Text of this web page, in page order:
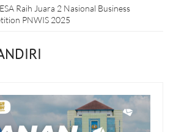
Raih Juara 2 Nasional Business
PNWIS 2025